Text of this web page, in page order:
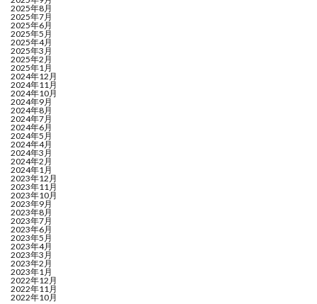
2025年8月
2025年7月
2025年6月
2025年5月
2025年4月
2025年3月
2025年2月
2025年1月
2024年12月
2024年11月
2024年10月
2024年9月
2024年8月
2024年7月
2024年6月
2024年5月
2024年4月
2024年3月
2024年2月
2024年1月
2023年12月
2023年11月
2023年10月
2023年9月
2023年8月
2023年7月
2023年6月
2023年5月
2023年4月
2023年3月
2023年2月
2023年1月
2022年12月
2022年11月
2022年10月